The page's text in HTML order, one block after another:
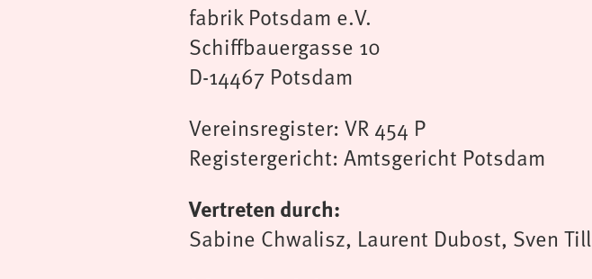
fabrik Potsdam e.V.
Schiffbauergasse 10
D-14467 Potsdam
Vereinsregister: VR 454 P
Registergericht: Amtsgericht Potsdam
Vertreten durch:
Sabine Chwalisz, Laurent Dubost, Sven Till